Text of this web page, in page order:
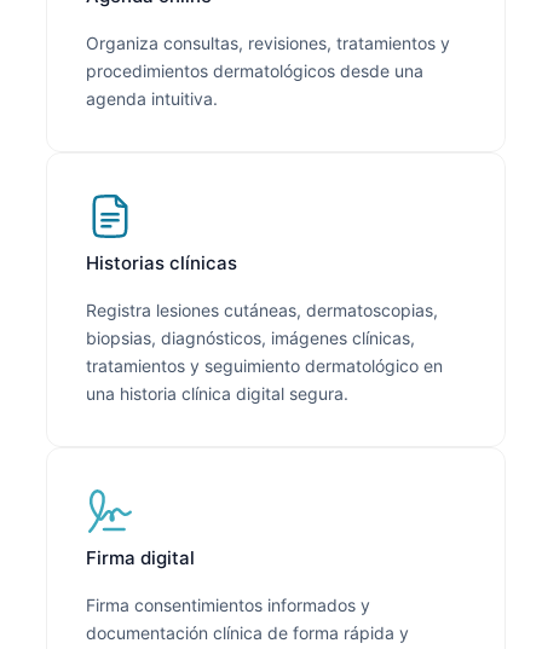
Organiza consultas, revisiones, tratamientos y
procedimientos dermatológicos desde una
agenda intuitiva.
Historias clínicas
Registra lesiones cutáneas, dermatoscopias,
biopsias, diagnósticos, imágenes clínicas,
tratamientos y seguimiento dermatológico en
una historia clínica digital segura.
Firma digital
Firma consentimientos informados y
documentación clínica de forma rápida y